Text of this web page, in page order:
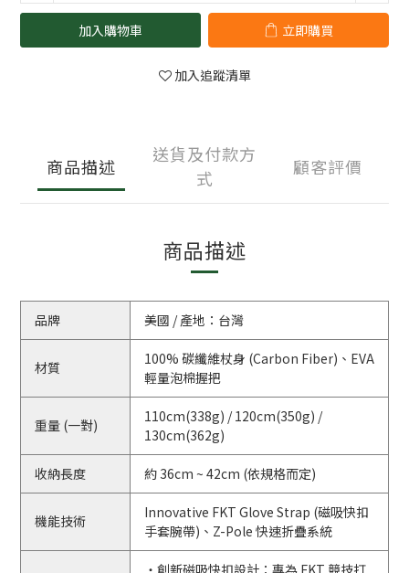
加入購物車 立即購買
加入追蹤清單
商品描述
送貨及付款方
式
顧客評價
商品描述
品牌 美國 / 產地：台灣
材質
100% 碳纖維杖身 (Carbon Fiber)、EVA
輕量泡棉握把
重量 (一對)
110cm(338g) / 120cm(350g) /
130cm(362g)
收納長度 約 36cm ~ 42cm (依規格而定)
機能技術
Innovative FKT Glove Strap (磁吸快扣
手套腕帶)、Z-Pole 快速折疊系統
・創新磁吸快扣設計：專為 FKT 競技打